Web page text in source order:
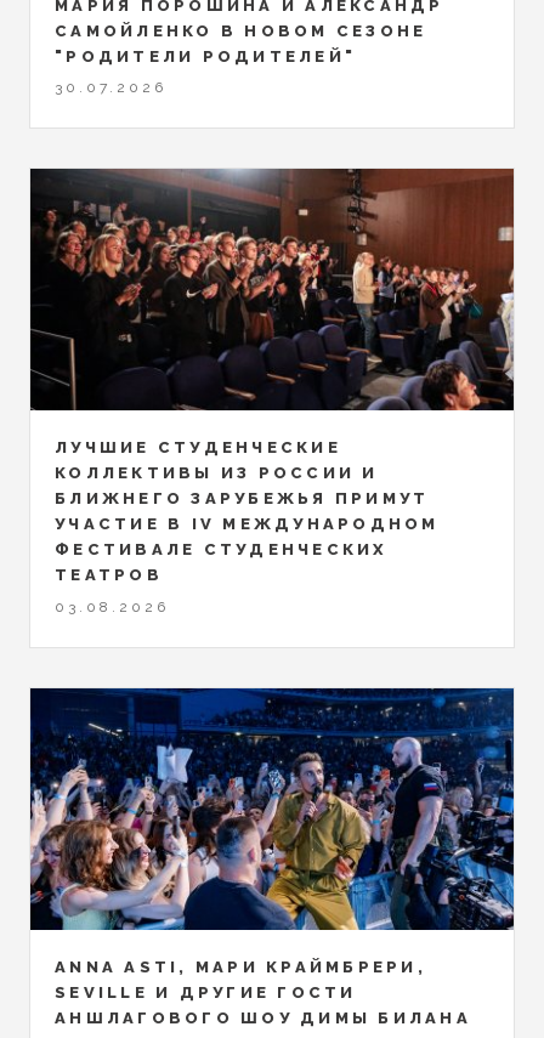
МАРИЯ ПОРОШИНА И АЛЕКСАНДР
САМОЙЛЕНКО В НОВОМ СЕЗОНЕ
"РОДИТЕЛИ РОДИТЕЛЕЙ"
30.07.2026
ЛУЧШИЕ СТУДЕНЧЕСКИЕ
КОЛЛЕКТИВЫ ИЗ РОССИИ И
БЛИЖНЕГО ЗАРУБЕЖЬЯ ПРИМУТ
УЧАСТИЕ В IV МЕЖДУНАРОДНОМ
ФЕСТИВАЛЕ СТУДЕНЧЕСКИХ
ТЕАТРОВ
03.08.2026
ANNA ASTI, МАРИ КРАЙМБРЕРИ,
SEVILLE И ДРУГИЕ ГОСТИ
АНШЛАГОВОГО ШОУ ДИМЫ БИЛАНА